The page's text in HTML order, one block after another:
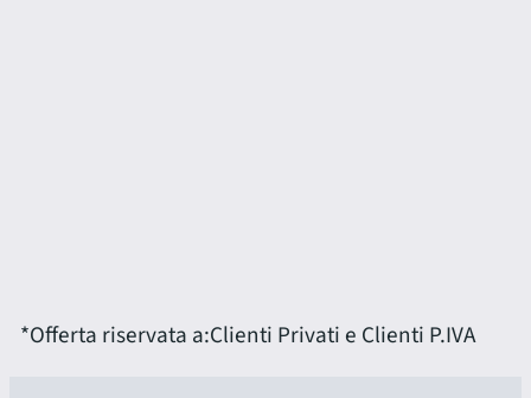
*Offerta riservata a:Clienti Privati e Clienti P.IVA